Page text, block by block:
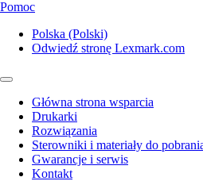
Pomoc
Polska (Polski)
Odwiedź stronę Lexmark.com
Główna strona wsparcia
Drukarki
Rozwiązania
Sterowniki i materiały do
Gwarancje i serwis
Kontakt